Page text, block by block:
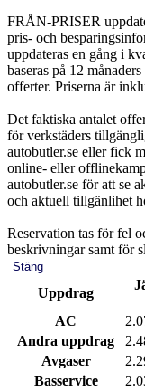
FRÅN-PRISER
pris- och
uppdateras en gång i
baseras på 12
offerter. Priserna är
Det faktiska antalet
för verkstäders
autobutler.se eller fick
online- eller
autobutler.se för att se
och aktuell tillgänlihet
Reservation tas för fel
beskrivningar samt för
Stäng
Uppdrag
AC
Andra uppdrag
Avgaser
Basservice